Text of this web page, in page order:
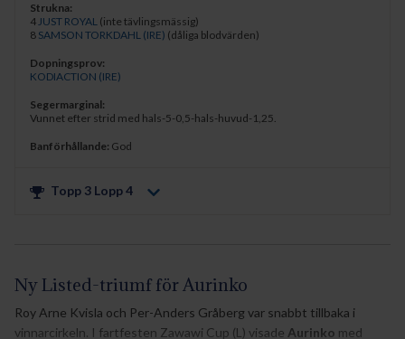
Strukna:
4JUST ROYAL (inte tävlingsmässig)
8 SAMSON TORKDAHL (IRE) (dåliga blodvärden)
Dopningsprov:
KODIACTION (IRE)
Segermarginal:
Vunnet efter strid med hals-5-0,5-hals-huvud-1,25.
Banförhållande: God
Topp 3 Lopp4
Ny Listed-triumf för Aurinko
Roy Arne Kvisla och Per-Anders Gråberg var snabbt tillbaka i
vinnarcirkeln. I fartfesten Zawawi Cup (L) visade Aurinko med